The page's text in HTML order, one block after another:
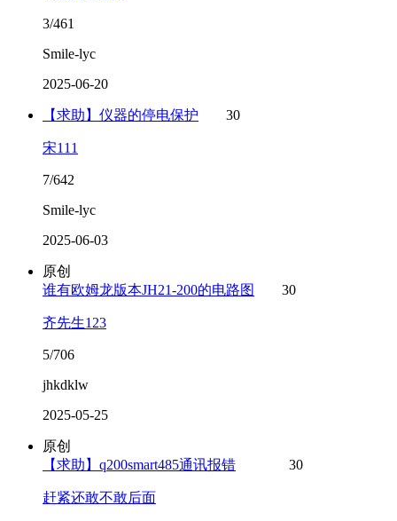
3/461
Smile-lyc
2025-06-20
【求助】仪器的停电保护 30
宋111
7/642
Smile-lyc
2025-06-03
原创
谁有欧姆龙版本JH21-200的电路图
30
齐先生123
5/706
jhkdklw
2025-05-25
原创
【求助】q200smart485通讯报错
30
赶紧还敢不敢后面